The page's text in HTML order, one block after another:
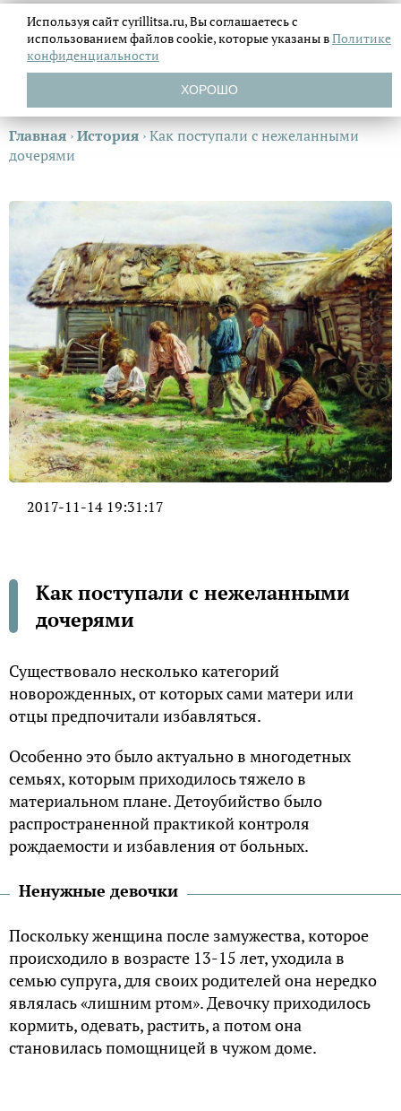
Главная ›История ›Как поступали с нежеланными
дочерями
2017-11-14 19:31:17
Как поступали с нежеланными
дочерями
Существовало несколько категорий
новорожденных, от которых сами матери или
отцы предпочитали избавляться.
Особенно это было актуально в многодетных
семьях, которым приходилось тяжело в
материальном плане. Детоубийство было
распространенной практикой контроля
рождаемости и избавления от больных.
Ненужные девочки
Поскольку женщина после замужества, которое
происходило в возрасте 13-15 лет, уходила в
семью супруга, для своих родителей она нередко
являлась «лишним ртом». Девочку приходилось
кормить, одевать, растить, а потом она
становилась помощницей в чужом доме.
Используя сайт cyrillitsa.ru, Вы соглашаетесь с
использованием файловcookie, которые указаны вПолитике
конфиденциальности
ХОРОШО